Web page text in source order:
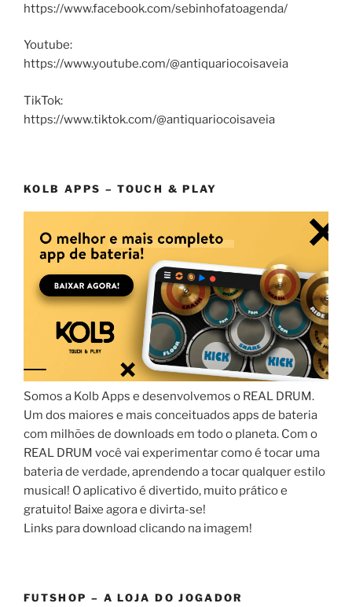
https://www.facebook.com/sebinhofatoagenda/
Youtube:
https://www.youtube.com/@antiquariocoisaveia
TikTok:
https://www.tiktok.com/@antiquariocoisaveia
KOLB APPS – TOUCH & PLAY
Somos a Kolb Apps e desenvolvemos o REAL DRUM.
Um dos maiores e mais conceituados apps de bateria
com milhões de downloads em todo o planeta. Com o
REAL DRUM você vai experimentar como é tocar uma
bateria de verdade, aprendendo a tocar qualquer estilo
musical! O aplicativo é divertido, muito prático e
gratuito! Baixe agora e divirta-se!
Links para download clicando na imagem!
FUTSHOP – A LOJA DO JOGADOR